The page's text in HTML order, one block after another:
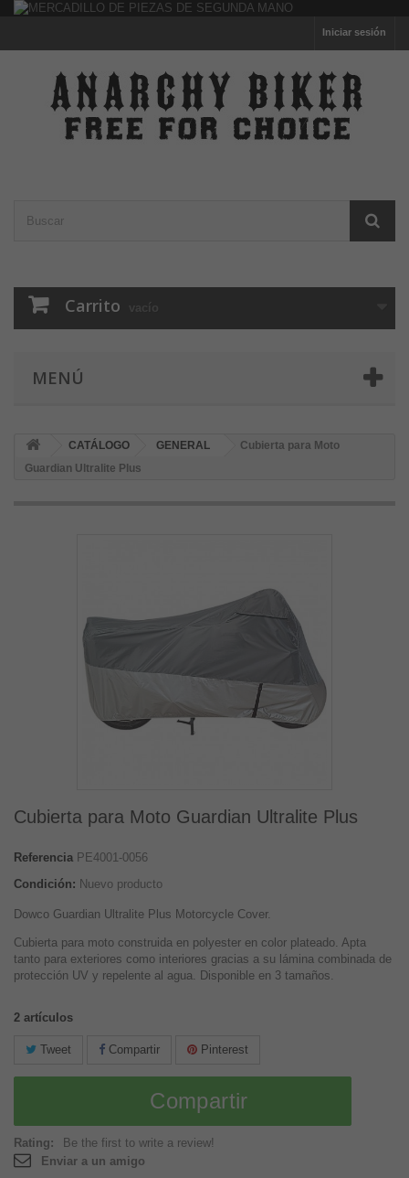
Iniciar sesión
Carrito vacío
MENÚ
CATÁLOGO GENERAL
Cubierta para Moto
Guardian Ultralite Plus
Cubierta para Moto Guardian Ultralite Plus
Referencia PE4001-0056
Condición: Nuevo producto
Dowco Guardian Ultralite Plus Motorcycle Cover.
Cubierta para moto construida en polyester en color plateado. Apta
tanto para exteriores como interiores gracias a su lámina combinada de
protección UV y repelente al agua. Disponible en 3 tamaños.
2 artículos
Tweet Compartir Pinterest
Compartir
Rating:
Be the first to write a review!
Enviar a un amigo